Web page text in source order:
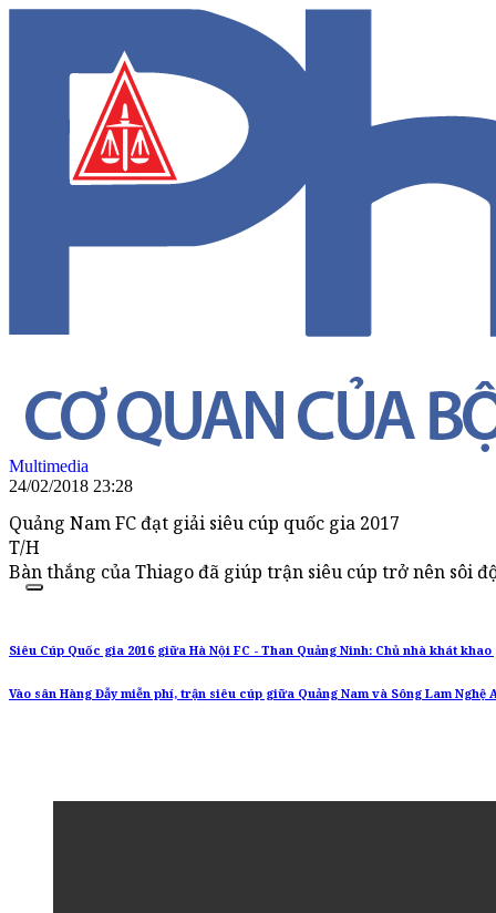
Multimedia
24/02/2018 23:28
Quảng Nam FC đạt giải siêu cúp quốc gia 2017
T/H
Bàn thắng của Thiago đã giúp trận siêu cúp trở nên sôi
Siêu Cúp Quốc gia 2016 giữa Hà Nội FC - Than Quảng Ninh: Chủ nhà khát
Vào sân Hàng Đẫy miễn phí, trận siêu cúp giữa Quảng Nam và Sông Lam Nghệ